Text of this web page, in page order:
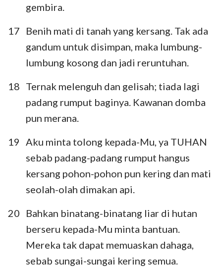
gembira.
17
Benih mati di tanah yang kersang. Tak ada
gandum untuk disimpan, maka lumbung-
lumbung kosong dan jadi reruntuhan.
18 Ternak melenguh dan gelisah; tiada lagi
padang rumput baginya. Kawanan domba
pun merana.
19
Aku minta tolong kepada-Mu, ya TUHAN
sebab padang-padang rumput hangus
kersang pohon-pohon pun kering dan mati
seolah-olah dimakan api.
20
Bahkan binatang-binatang liar di hutan
berseru kepada-Mu minta bantuan.
Mereka tak dapat memuaskan dahaga,
sebab sungai-sungai kering semua.